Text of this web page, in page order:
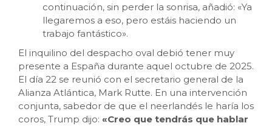
continuación, sin perder la sonrisa, añadió: «Ya
llegaremos a eso, pero estáis haciendo un
trabajo fantástico».
El inquilino del despacho oval debió tener muy
presente a España durante aquel octubre de 2025.
El día 22 se reunió con el secretario general de la
Alianza Atlántica, Mark Rutte. En una intervención
conjunta, sabedor de que el neerlandés le haría los
coros, Trump dijo: «Creo que tendrás que hablar